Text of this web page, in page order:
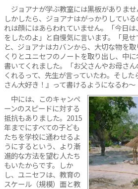
ジョアナが学ぶ教室には黒板がありま
しかしたら、ジョアナはがっかりしてい
れは顔にはあらわれていません。「今日
をしたのよ」と自慢気に言います。「見
と、ジョアナはカバンから、大切な物を
くりとユニセフのノートを取り出し、中
書いてくれました。「お父さんやお母さ
くれるって、先生が言っていたわ。そし
さん大好き！』って書けるようになるわ〜
中には、このキャンペ
ーンのスピードに対する
抵抗もありました。2015
年までにすべての子ども
たちを学校に通わせるよ
うにするという、より漸
進的な方法を望む人たち
もいたからです。しか
し、ユニセフは、教育の
スケール（規模）面と教